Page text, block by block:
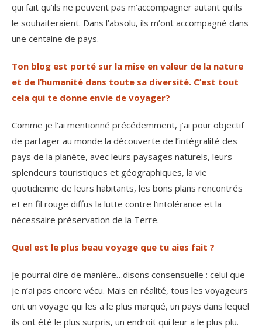
qui fait qu’ils ne peuvent pas m’accompagner autant qu’ils
le souhaiteraient. Dans l’absolu, ils m’ont accompagné dans
une centaine de pays.
Ton blog est porté sur la mise en valeur de la nature
et de l’humanité dans toute sa diversité. C’est tout
cela qui te donne envie de voyager?
Comme je l’ai mentionné précédemment, j’ai pour objectif
de partager au monde la découverte de l’intégralité des
pays de la planète, avec leurs paysages naturels, leurs
splendeurs touristiques et géographiques, la vie
quotidienne de leurs habitants, les bons plans rencontrés
et en fil rouge diffus la lutte contre l’intolérance et la
nécessaire préservation de la Terre.
Quel est le plus beau voyage que tu aies fait ?
Je pourrai dire de manière…disons consensuelle : celui que
je n’ai pas encore vécu. Mais en réalité, tous les voyageurs
ont un voyage qui les a le plus marqué, un pays dans lequel
ils ont été le plus surpris, un endroit qui leur a le plus plu.